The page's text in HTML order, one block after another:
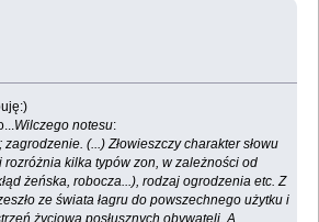
Wilczego notesu:
(...) Złowieszczy charakter słowu
rozróżnia kilka typów zon, w zależności od
żeńska, robocza...), rodzaj ogrodzenia etc. Z
ze świata łagru do powszechnego użytku i
życiową posłusznych obywateli. A